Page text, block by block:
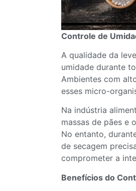
Controle de
A qualidade da
umidade durante
Ambientes com
esses micro-
Na indústria
massas de pães e
No entanto,
de secagem
comprometer a
Benefícios do